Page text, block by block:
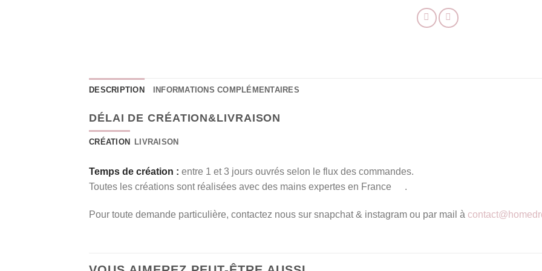
DESCRIPTION INFORMATIONS COMPLÉMENTAIRES
DÉLAI DE CRÉATION&LIVRAISON
CRÉATION LIVRAISON
Temps de création : entre 1 et 3 jours ouvrés selon le flux des commandes.
Toutes les créations sont réalisées avec des mains expertes en France
.
Pour toute demande particulière, contactez nous sur snapchat & instagram ou par mail à